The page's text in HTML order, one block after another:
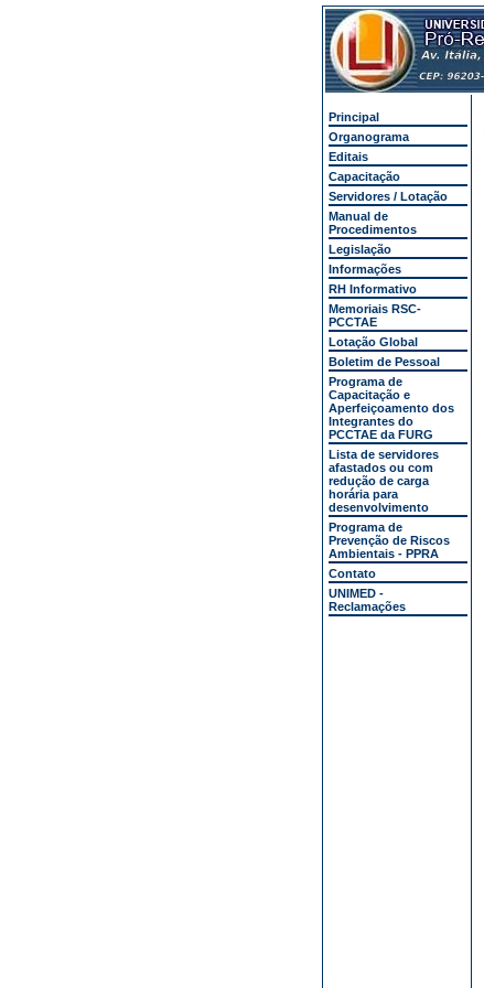
Principal
Organograma
Editais
Capacitação
Servidores / Lotação
Manual de
Procedimentos
Legislação
Informações
RH Informativo
Memoriais RSC-
PCCTAE
Lotação Global
Boletim de Pessoal
Programa de
Capacitação e
Aperfeiçoamento dos
Integrantes do
PCCTAE da FURG
Lista de servidores
afastados ou com
redução de carga
horária para
desenvolvimento
Programa de
Prevenção de Riscos
Ambientais - PPRA
Contato
UNIMED -
Reclamações